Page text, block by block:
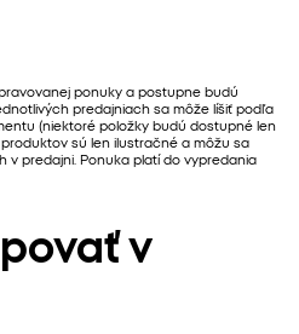
ponuky a postupne budú
predajniach sa môže líšiť podľa
(niektoré položky budú dostupné len
sú len ilustračné a môžu sa
predajni. Ponuka platí do vypredania
v